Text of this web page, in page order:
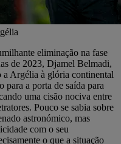
eliminação na fase
de 2023, Djamel Belmadi,
Argélia à glória continental
para a porta de saída para
uma cisão nociva entre
Pouco se sabia sobre
astronómico, mas
com o seu
o que a situação